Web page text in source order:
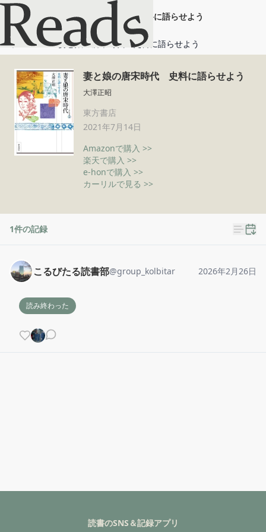
妻と娘の唐宋時代 史料に語らせよう
ホーム 妻と娘の唐宋時代 史料に語らせよう
妻と娘の唐宋時代 史料に語らせよう
大澤正昭
東方書店
2021年7月14日
Amazonで購入 >>
楽天で購入 >>
e-honで購入 >>
カーリルで見る >>
1件の記録
こるびたる読書部@group_kolbitar 2026年2月26日
読み終わった
読書のSNS＆記録アプリ